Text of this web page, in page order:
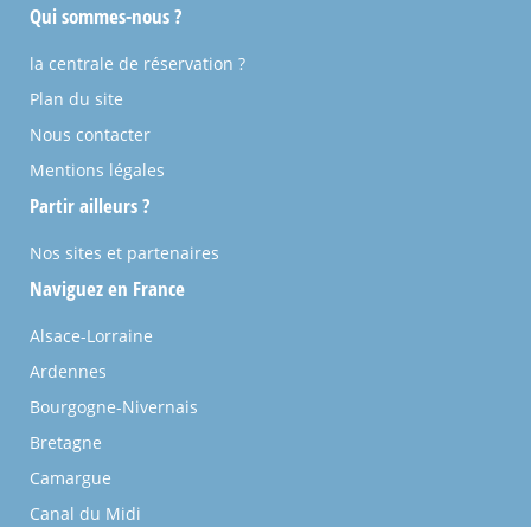
Qui sommes-nous ?
la centrale de réservation ?
Plan du site
Nous contacter
Mentions légales
Partir ailleurs ?
Nos sites et partenaires
Naviguez en France
Alsace-Lorraine
Ardennes
Bourgogne-Nivernais
Bretagne
Camargue
Canal du Midi